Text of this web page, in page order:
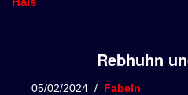
Rebhuhn
05/02/2024 Fabeln